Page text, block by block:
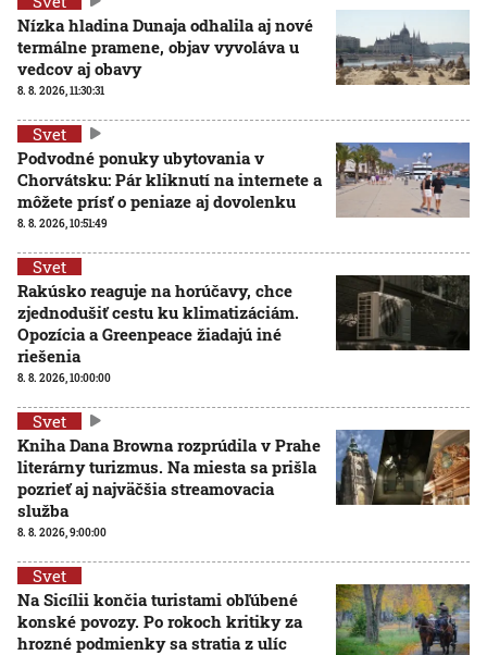
Nízka hladina Dunaja odhalila aj nové
termálne pramene, objav vyvoláva u
vedcov aj obavy
8. 8. 2026, 11:30:31
Svet
Podvodné ponuky ubytovania v
Chorvátsku: Pár kliknutí na internete a
môžete prísť o peniaze aj dovolenku
8. 8. 2026, 10:51:49
Svet
Rakúsko reaguje na horúčavy, chce
zjednodušiť cestu ku klimatizáciám.
Opozícia a Greenpeace žiadajú iné
riešenia
8. 8. 2026, 10:00:00
Svet
Kniha Dana Browna rozprúdila v Prahe
literárny turizmus. Na miesta sa prišla
pozrieť aj najväčšia streamovacia
služba
8. 8. 2026, 9:00:00
Svet
Na Sicílii končia turistami obľúbené
konské povozy. Po rokoch kritiky za
hrozné podmienky sa stratia z ulíc